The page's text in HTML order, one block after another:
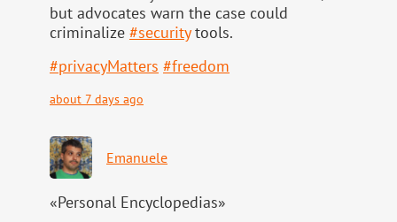
but advocates warn the case could
criminalize #securitytools.
#privacyMatters #freedom
about 7 days ago
Emanuele
«Personal Encyclopedias»